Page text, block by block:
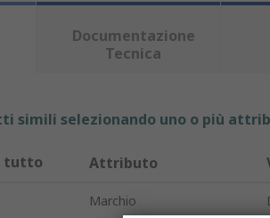
Documentazione
Tecnica
simili selezionando uno o più
tutto Attributo
Marchio